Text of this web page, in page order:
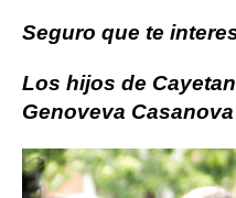
Seguro que te
Los hijos de
Genoveva